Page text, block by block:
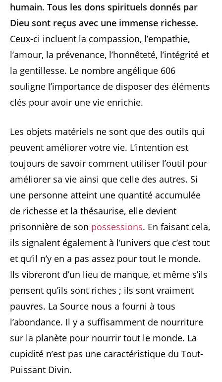
humain. Tous les dons spirituels donnés par
Dieu sont reçus avec une immense richesse.
Ceux-ci incluent la compassion, l’empathie,
l’amour, la prévenance, l’honnêteté, l’intégrité et
la gentillesse. Le nombre angélique 606
souligne l’importance de disposer des éléments
clés pour avoir une vie enrichie.
Les objets matériels ne sont que des outils qui
peuvent améliorer votre vie. L’intention est
toujours de savoir comment utiliser l’outil pour
améliorer sa vie ainsi que celle des autres. Si
une personne atteint une quantité accumulée
de richesse et la thésaurise, elle devient
prisonnière de son possessions. En faisant cela,
ils signalent également à l’univers que c’est tout
et qu’il n’y en a pas assez pour tout le monde.
Ils vibreront d’un lieu de manque, et même s’ils
pensent qu’ils sont riches ; ils sont vraiment
pauvres. La Source nous a fourni à tous
l’abondance. Il y a suffisamment de nourriture
sur la planète pour nourrir tout le monde. La
cupidité n’est pas une caractéristique du Tout-
Puissant Divin.